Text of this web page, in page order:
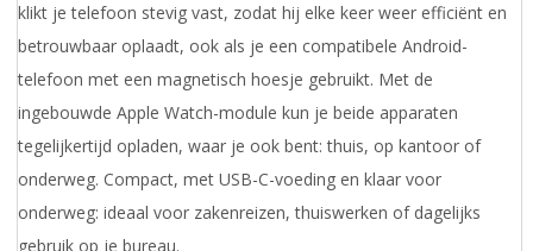
klikt je telefoon stevig vast, zodat hij elke keer weer efficiënt en
betrouwbaar oplaadt, ook als je een compatibele Android-
telefoon met een magnetisch hoesje gebruikt. Met de
ingebouwde Apple Watch-module kun je beide apparaten
tegelijkertijd opladen, waar je ook bent: thuis, op kantoor of
onderweg. Compact, met USB-C-voeding en klaar voor
onderweg: ideaal voor zakenreizen, thuiswerken of dagelijks
gebruik op je bureau.